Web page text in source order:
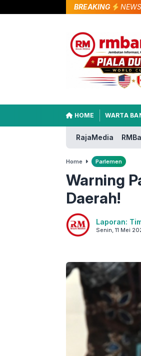
BREAKING NEWS
HOME WARTA
RajaMedia
Home Parlemen
Warning
Daerah!
Laporan:
Senin, 11 Mei